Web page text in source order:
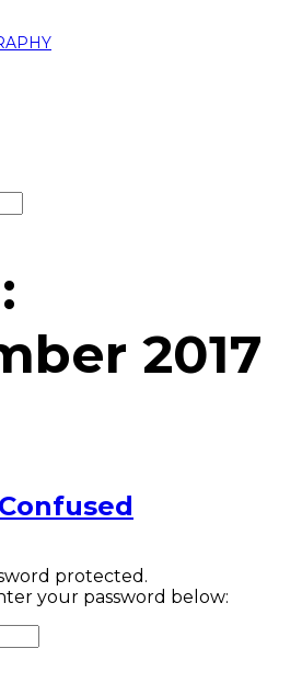
2017
protected.
your password below: